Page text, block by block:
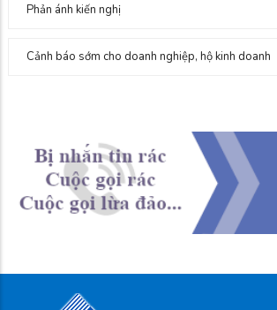
Phản ánh kiến nghị
Cảnh báo sớm cho doanh nghiệp, hộ kinh doanh